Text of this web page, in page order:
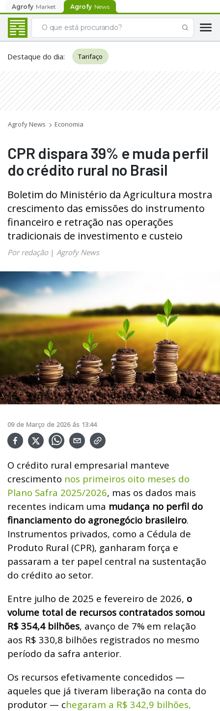
Agrofy Market Agrofy News
Destaque do dia: Tarifaço
Agrofy News Economia
CPR dispara 39% e muda perfil
do crédito rural no Brasil
Boletim do Ministério da Agricultura mostra
crescimento das emissões do instrumento
financeiro e retração nas operações
tradicionais de investimento e custeio
Por redação| Agrofy News
09 de Março de 2026 ás 13:44
O crédito rural empresarial manteve
crescimento nos primeiros oito meses do
Plano Safra 2025/2026, mas os dados mais
recentes indicam uma mudança no perfil do
financiamento do agronegócio brasileiro.
Instrumentos privados, como a Cédula de
Produto Rural (CPR), ganharam força e
passaram a ter papel central na sustentação
do crédito ao setor.
Entre julho de 2025 e fevereiro de 2026, o
volume total de recursos contratados somou
R$ 354,4 bilhões, avanço de 7% em relação
aos R$ 330,8 bilhões registrados no mesmo
período da safra anterior.
Os recursos efetivamente concedidos —
aqueles que já tiveram liberação na conta do
produtor — chegaram a R$ 342,9 bilhões,